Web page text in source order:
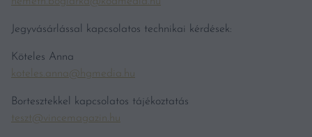
Jegyvásárlással kapcsolatos technikai kérdések:
Köteles Anna
koteles.anna@hgmedia.hu
Bortesztekkel kapcsolatos tájékoztatás
teszt@vincemagazin.hu